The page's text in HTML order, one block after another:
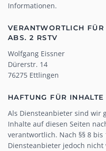
Informationen.
VERANTWORTLICH
ABS. 2 RSTV
Wolfgang Eissner
Dürerstr. 14
76275 Ettlingen
HAFTUNG FÜR INHALTE
Als Diensteanbieter sind wir
Inhalte auf diesen Seiten
verantwortlich. Nach §§ 8 bis
Diensteanbieter jedoch